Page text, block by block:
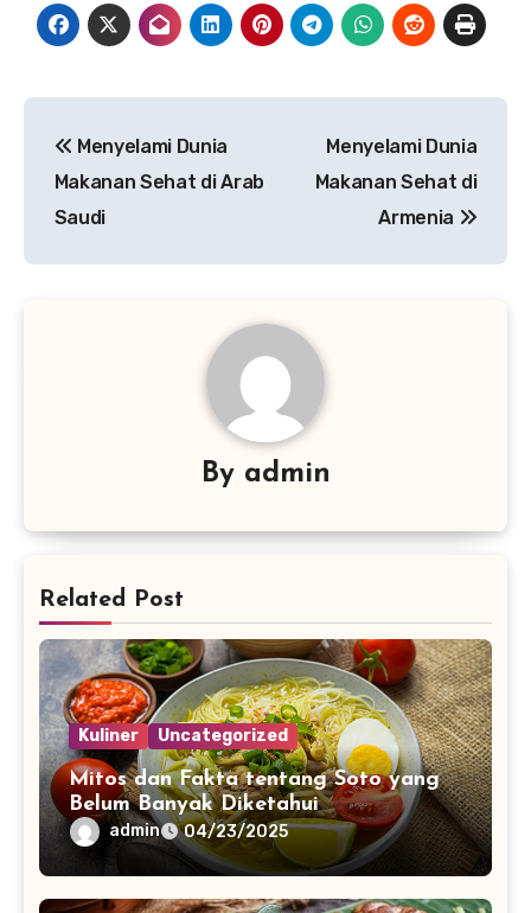
pos
Menyelami Dunia
Makanan Sehat di Arab
Saudi
Menyelami Dunia
Makanan Sehat di
Armenia
By admin
Related Post
Kuliner Uncategorized
Mitos dan Fakta tentang Soto yang
Belum Banyak Diketahui
admin 04/23/2025